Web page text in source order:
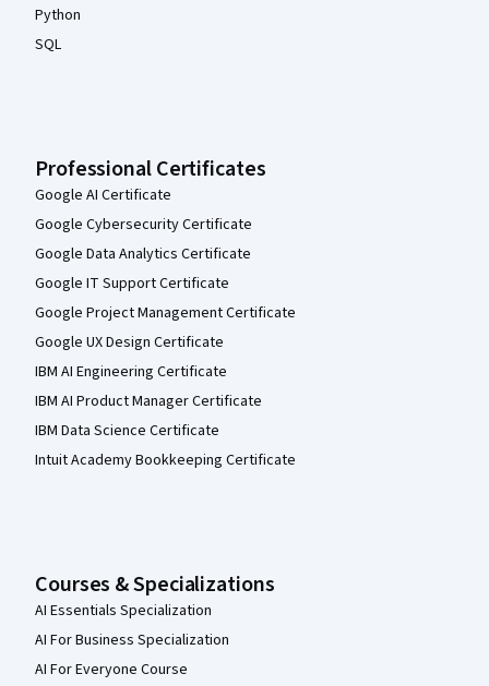
Python
SQL
Professional Certificates
Google AI Certificate
Google Cybersecurity Certificate
Google Data Analytics Certificate
Google IT Support Certificate
Google Project Management Certificate
Google UX Design Certificate
IBM AI Engineering Certificate
IBM AI Product Manager Certificate
IBM Data Science Certificate
Intuit Academy Bookkeeping Certificate
Courses & Specializations
AI Essentials Specialization
AI For Business Specialization
AI For Everyone Course